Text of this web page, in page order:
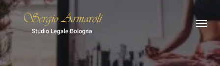
Skip
to
main
content
Menu